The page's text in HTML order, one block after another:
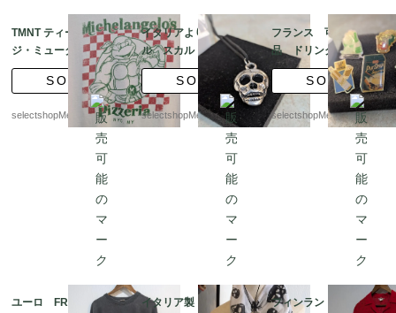
TMNT ティーンエイ
ジ・ミュータント・ニ
ンジャ・タートルズ ニ
コロデオン ピッツェリ
ャツ
SOLD
selectshopMerci.
イタリアより メタ
ル スカル ペンダン
ト ネックレス、ヴィ
ンテージ80年代のデッ
ドストック、コレクタ
ー
SOLD
selectshopMerci.
フランス 可愛い 食
品 ドリンク 6個セッ
ト vintage ピンズ
ピンバッジSOLD
selectshopMerci.
ユーロ FRAGILE フラ
イタリア製 デッドス
フィンランド 赤い水